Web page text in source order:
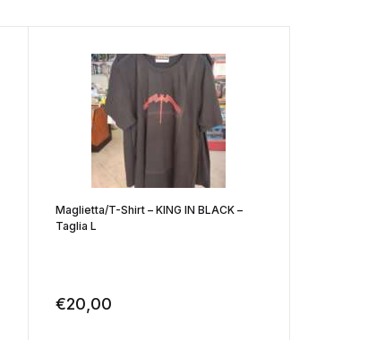
Maglietta/T-Shirt – KING IN BLACK –
Taglia L
€20,00